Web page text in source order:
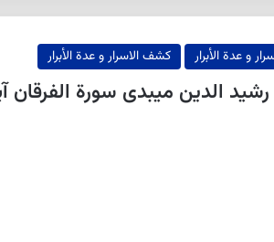
و عدة الأبرار كشف الاسرار و عدة الأبرار
الدين ميبدى سورة الفرقان آیه